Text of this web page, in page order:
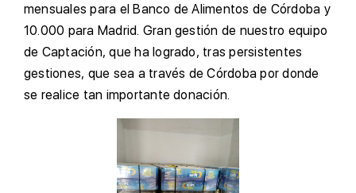
mensuales para el Banco de Alimentos de Córdoba y
10.000 para Madrid. Gran gestión de nuestro equipo
de Captación, que ha logrado, tras persistentes
gestiones, que sea a través de Córdoba por donde
se realice tan importante donación.